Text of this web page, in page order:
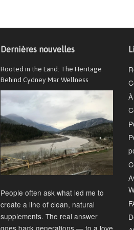
Dernières nouvelles
Rooted in the Land: The Heritage
Behind Cydney Mar Wellness
People often ask what led me to
create a line of clean, natural
supplements. The real answer
goes back generations — to a love